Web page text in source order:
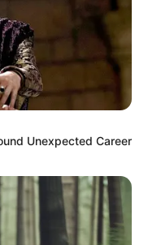
Unexpected Career